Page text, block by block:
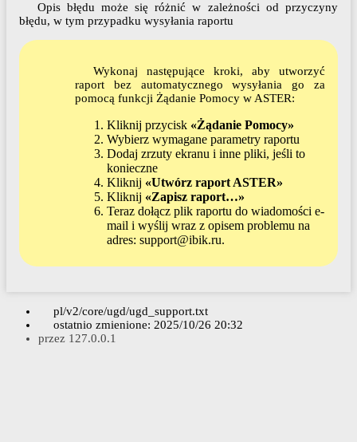
Opis błędu może się różnić w zależności od przyczyny
błędu, w tym przypadku wysyłania raportu
Wykonaj następujące kroki, aby utworzyć
raport bez automatycznego wysyłania go za
pomocą funkcji Żądanie Pomocy w ASTER:
Kliknij przycisk «Żądanie Pomocy»
Wybierz wymagane parametry raportu
Dodaj zrzuty ekranu i inne pliki, jeśli to
konieczne
Kliknij «Utwórz raport ASTER»
Kliknij «Zapisz raport…»
Teraz dołącz plik raportu do wiadomości e-
mail i wyślij wraz z opisem problemu na
adres: support@ibik.ru.
pl/v2/core/ugd/ugd_support.txt
ostatnio zmienione: 2025/10/26 20:32
przez 127.0.0.1